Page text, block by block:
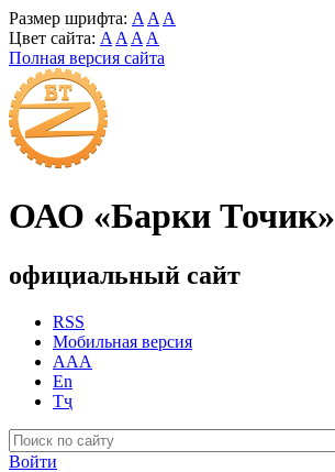
Размер шрифта: A A A
Цвет сайта: A A A A
Полная версия сайта
ОАО «Барки Точик»
официальный сайт
RSS
Мобильная версия
AAA
En
Тҷ
Войти